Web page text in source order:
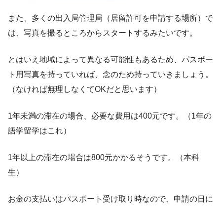
また、多くの出入局管理局（居留許可を申請する場所）で
は、写真を撮るところからスタートするみたいです。
とはいえ地域によって異なる可能性もあるため、パスポー
ト用写真を持っていれば、念のため持っていきましょう。
（なければ無理しなくてOKだと思います）
1年未満の滞在の場合、必要な費用は400元です。（1年の
語学留学はこれ）
1年以上の滞在の場合は800元かかるそうです。（本科
生）
お金の支払いはパスポート受け取り時なので、申請の日に